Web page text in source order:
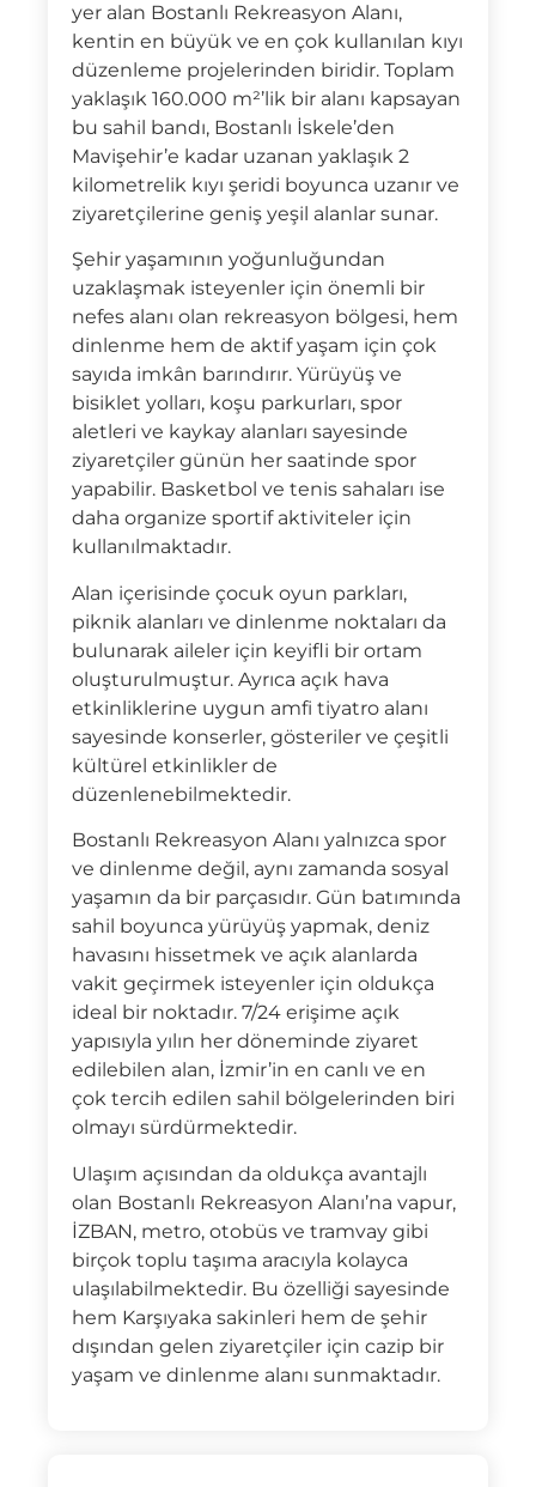
yer alan Bostanlı Rekreasyon Alanı,
kentin en büyük ve en çok kullanılan kıyı
düzenleme projelerinden biridir. Toplam
yaklaşık 160.000 m²’lik bir alanı kapsayan
bu sahil bandı, Bostanlı İskele’den
Mavişehir’e kadar uzanan yaklaşık 2
kilometrelik kıyı şeridi boyunca uzanır ve
ziyaretçilerine geniş yeşil alanlar sunar.
Şehir yaşamının yoğunluğundan
uzaklaşmak isteyenler için önemli bir
nefes alanı olan rekreasyon bölgesi, hem
dinlenme hem de aktif yaşam için çok
sayıda imkân barındırır. Yürüyüş ve
bisiklet yolları, koşu parkurları, spor
aletleri ve kaykay alanları sayesinde
ziyaretçiler günün her saatinde spor
yapabilir. Basketbol ve tenis sahaları ise
daha organize sportif aktiviteler için
kullanılmaktadır.
Alan içerisinde çocuk oyun parkları,
piknik alanları ve dinlenme noktaları da
bulunarak aileler için keyifli bir ortam
oluşturulmuştur. Ayrıca açık hava
etkinliklerine uygun amfi tiyatro alanı
sayesinde konserler, gösteriler ve çeşitli
kültürel etkinlikler de
düzenlenebilmektedir.
Bostanlı Rekreasyon Alanı yalnızca spor
ve dinlenme değil, aynı zamanda sosyal
yaşamın da bir parçasıdır. Gün batımında
sahil boyunca yürüyüş yapmak, deniz
havasını hissetmek ve açık alanlarda
vakit geçirmek isteyenler için oldukça
ideal bir noktadır. 7/24 erişime açık
yapısıyla yılın her döneminde ziyaret
edilebilen alan, İzmir’in en canlı ve en
çok tercih edilen sahil bölgelerinden biri
olmayı sürdürmektedir.
Ulaşım açısından da oldukça avantajlı
olan Bostanlı Rekreasyon Alanı’na vapur,
İZBAN, metro, otobüs ve tramvay gibi
birçok toplu taşıma aracıyla kolayca
ulaşılabilmektedir. Bu özelliği sayesinde
hem Karşıyaka sakinleri hem de şehir
dışından gelen ziyaretçiler için cazip bir
yaşam ve dinlenme alanı sunmaktadır.